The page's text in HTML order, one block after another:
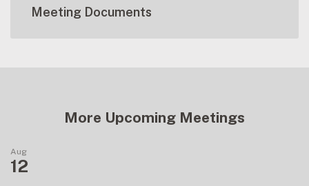
Meeting Documents
More Upcoming Meetings
Aug
12